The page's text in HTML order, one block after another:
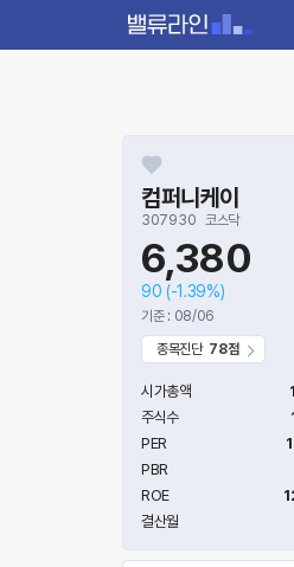
컴퍼니케이
307930 코스닥
6,380
90 (-1.39%)
기준 : 08/06
종목진단 78점
시가총액
주식수
PER
PBR
ROE
결산월